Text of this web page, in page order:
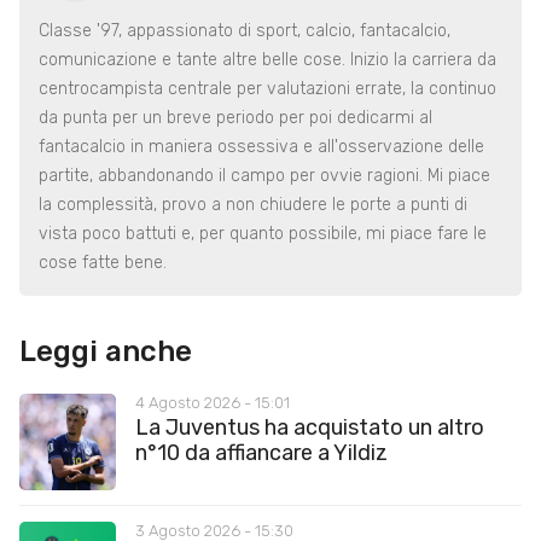
Classe '97, appassionato di sport, calcio, fantacalcio,
comunicazione e tante altre belle cose. Inizio la carriera da
centrocampista centrale per valutazioni errate, la continuo
da punta per un breve periodo per poi dedicarmi al
fantacalcio in maniera ossessiva e all'osservazione delle
partite, abbandonando il campo per ovvie ragioni. Mi piace
la complessità, provo a non chiudere le porte a punti di
vista poco battuti e, per quanto possibile, mi piace fare le
cose fatte bene.
Leggi anche
4 Agosto 2026 - 15:01
La Juventus ha acquistato un altro
n°10 da affiancare a Yildiz
3 Agosto 2026 - 15:30